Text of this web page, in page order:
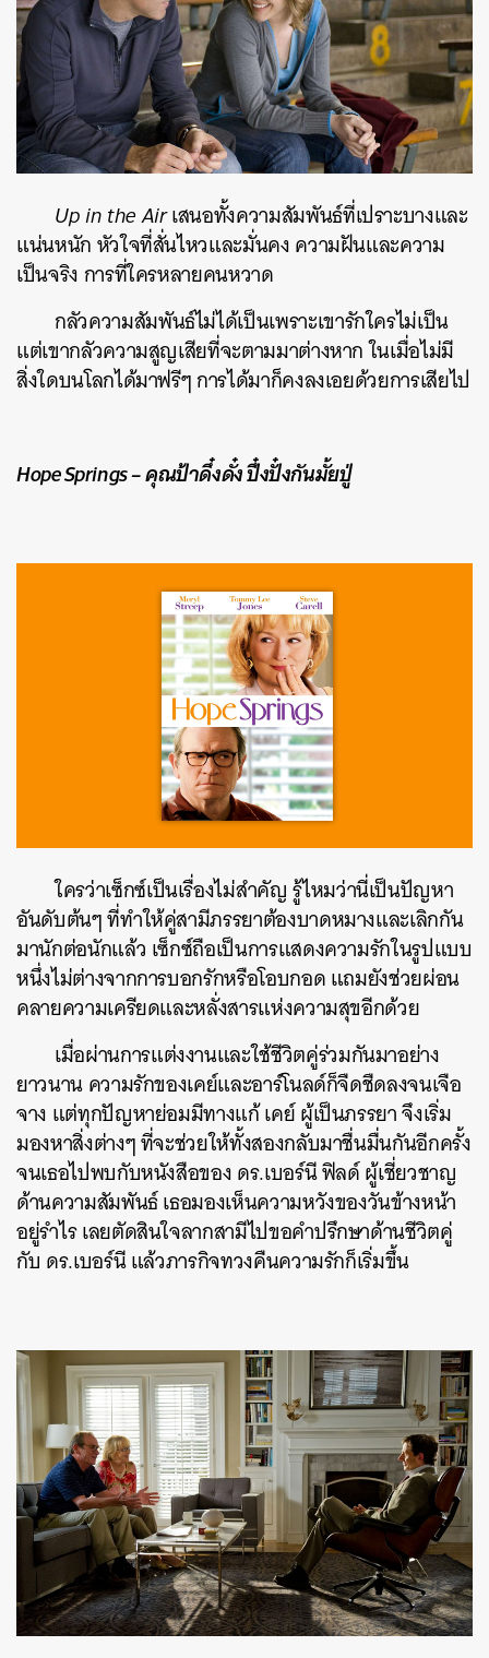
Up in the Airเสนอทั้งความสัมพันธ์ที่เปราะบางและ
แน่นหนัก หัวใจที่สั่นไหวและมั่นคง ความฝันและความ
เป็นจริง การที่ใครหลายคนหวาด
กลัวความสัมพันธ์ไม่ได้เป็นเพราะเขารักใครไม่เป็น
แต่เขากลัวความสูญเสียที่จะตามมาต่างหาก ในเมื่อไม่มี
สิ่งใดบนโลกได้มาฟรีๆ การได้มาก็คงลงเอยด้วยการเสียไป
Hope Springs – คุณป้าดึ๋งดั๋ง ปึ๋งปั๋งกันมั้ยปู่
ใครว่าเซ็กซ์เป็นเรื่องไม่สำคัญ รู้ไหมว่านี่เป็นปัญหา
อันดับต้นๆ ที่ทำให้คู่สามีภรรยาต้องบาดหมางและเลิกกัน
มานักต่อนักแล้ว เซ็กซ์ถือเป็นการแสดงความรักในรูปแบบ
หนึ่งไม่ต่างจากการบอกรักหรือโอบกอด แถมยังช่วยผ่อน
คลายความเครียดและหลั่งสารแห่งความสุขอีกด้วย
เมื่อผ่านการแต่งงานและใช้ชีวิตคู่ร่วมกันมาอย่าง
ยาวนาน ความรักของเคย์และอาร์โนลด์ก็จืดชืดลงจนเจือ
จาง แต่ทุกปัญหาย่อมมีทางแก้ เคย์ ผู้เป็นภรรยา จึงเริ่ม
มองหาสิ่งต่างๆ ที่จะช่วยให้ทั้งสองกลับมาชื่นมื่นกันอีกครั้ง
จนเธอไปพบกับหนังสือของ ดร.เบอร์นี ฟิลด์ ผู้เชี่ยวชาญ
ด้านความสัมพันธ์ เธอมองเห็นความหวังของวันข้างหน้า
อยู่รำไร เลยตัดสินใจลากสามีไปขอคำปรึกษาด้านชีวิตคู่
กับ ดร.เบอร์นี แล้วภารกิจทวงคืนความรักก็เริ่มขึ้น